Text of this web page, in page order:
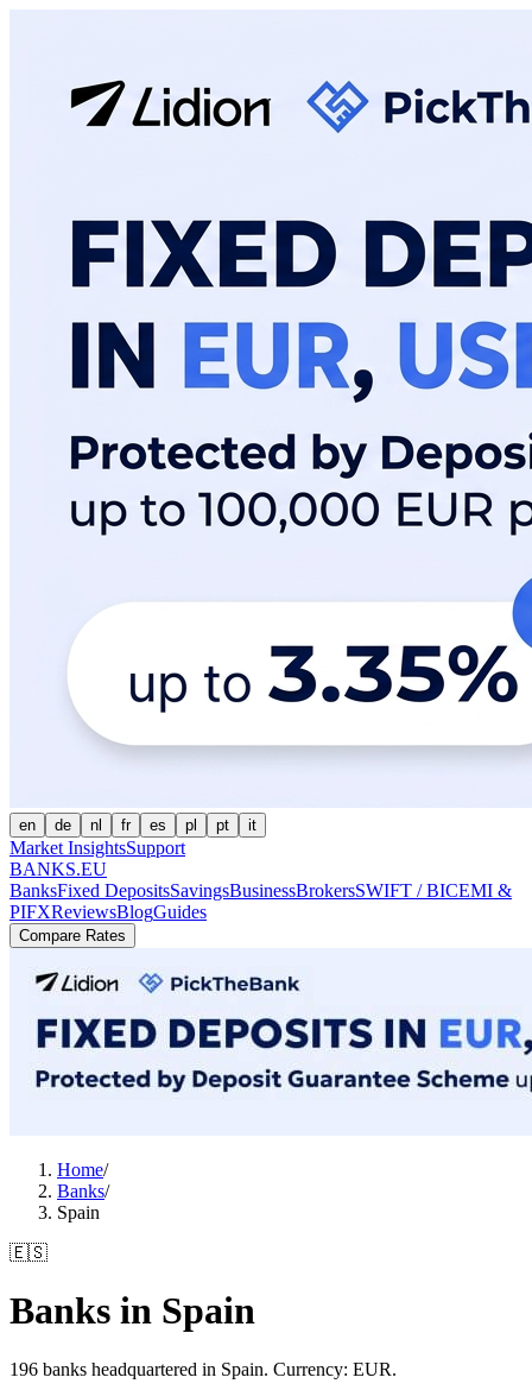
en de nl fr es pl pt it
Market InsightsSupport
BANKS.EU
BanksFixed DepositsSavingsBusinessBrokersSWIFT / BICEMI &
PIFXReviewsBlogGuides
Compare Rates
Home/
Banks/
Spain
🇪🇸
Banks in Spain
196 banks headquartered in Spain. Currency: EUR.